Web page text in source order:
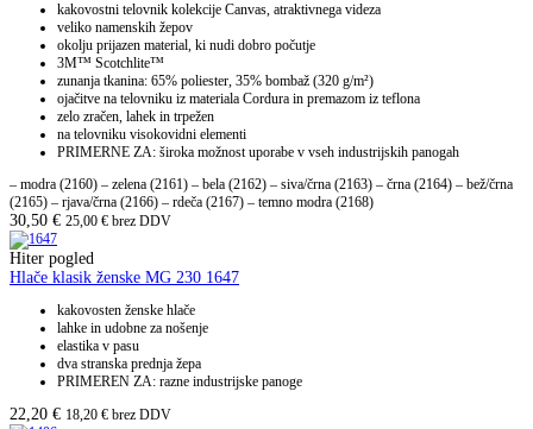
kakovostni telovnik kolekcije Canvas, atraktivnega videza
veliko namenskih žepov
okolju prijazen material, ki nudi dobro počutje
3M™ Scotchlite™
zunanja tkanina: 65% poliester, 35% bombaž (320 g/m²)
ojačitve na telovniku iz materiala Cordura in premazom iz teflona
zelo zračen, lahek in trpežen
na telovniku visokovidni elementi
PRIMERNE ZA: široka možnost uporabe v vseh industrijskih panogah
– modra (2160) – zelena (2161) – bela (2162) – siva/črna (2163) – črna (2164) – bež/črna
(2165) – rjava/črna (2166) – rdeča (2167) – temno modra (2168)
30,50 € 25,00 € brez DDV
Hiter pogled
Hlače klasik ženske MG 230 1647
kakovosten ženske hlače
lahke in udobne za nošenje
elastika v pasu
dva stranska prednja žepa
PRIMEREN ZA: razne industrijske panoge
22,20 € 18,20 € brez DDV